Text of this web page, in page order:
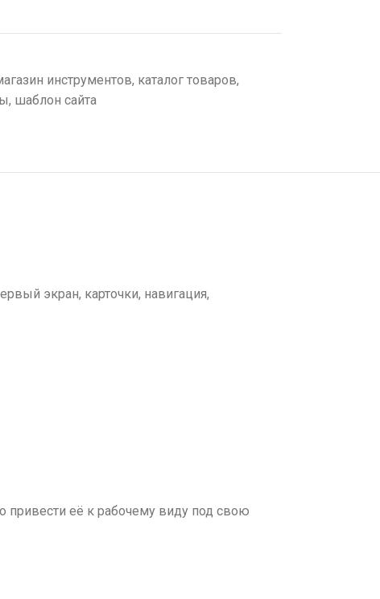
инструментов, каталог товаров,
, шаблон сайта
экран, карточки, навигация,
привести её к рабочему виду под свою